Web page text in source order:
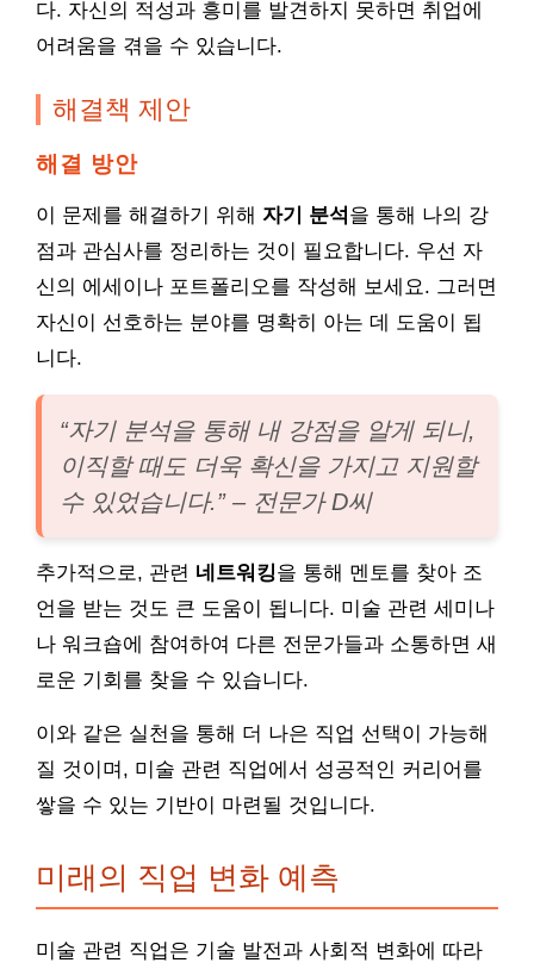
다. 자신의 적성과 흥미를 발견하지 못하면 취업에
어려움을 겪을 수 있습니다.
해결책 제안
해결 방안
이 문제를 해결하기 위해 자기 분석을 통해 나의 강
점과 관심사를 정리하는 것이 필요합니다. 우선 자
신의 에세이나 포트폴리오를 작성해 보세요. 그러면
자신이 선호하는 분야를 명확히 아는 데 도움이 됩
니다.
“자기 분석을 통해 내 강점을 알게 되니,
이직할 때도 더욱 확신을 가지고 지원할
수 있었습니다.” – 전문가 D씨
추가적으로, 관련 네트워킹을 통해 멘토를 찾아 조
언을 받는 것도 큰 도움이 됩니다. 미술 관련 세미나
나 워크숍에 참여하여 다른 전문가들과 소통하면 새
로운 기회를 찾을 수 있습니다.
이와 같은 실천을 통해 더 나은 직업 선택이 가능해
질 것이며, 미술 관련 직업에서 성공적인 커리어를
쌓을 수 있는 기반이 마련될 것입니다.
미래의 직업 변화 예측
미술 관련 직업은 기술 발전과 사회적 변화에 따라